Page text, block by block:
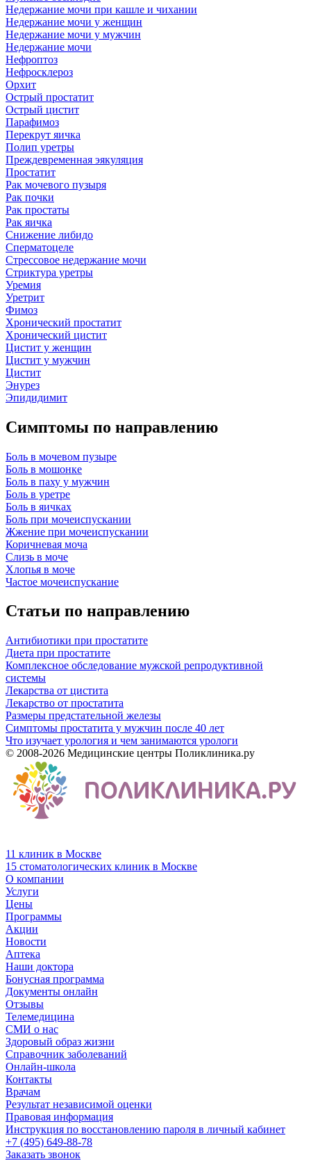
Недержание мочи при кашле и чихании
Недержание мочи у женщин
Недержание мочи у мужчин
Недержание мочи
Нефроптоз
Нефросклероз
Орхит
Острый простатит
Острый цистит
Парафимоз
Перекрут яичка
Полип уретры
Преждевременная эякуляция
Простатит
Рак мочевого пузыря
Рак почки
Рак простаты
Рак яичка
Снижение либидо
Сперматоцеле
Стрессовое недержание мочи
Стриктура уретры
Уремия
Уретрит
Фимоз
Хронический простатит
Хронический цистит
Цистит у женщин
Цистит у мужчин
Цистит
Энурез
Эпидидимит
Симптомы по направлению
Боль в мочевом пузыре
Боль в мошонке
Боль в паху у мужчин
Боль в уретре
Боль в яичках
Боль при мочеиспускании
Жжение при мочеиспускании
Коричневая моча
Слизь в моче
Хлопья в моче
Частое мочеиспускание
Статьи по направлению
Антибиотики при простатите
Диета при простатите
Комплексное обследование мужской репродуктивной
системы
Лекарства от цистита
Лекарство от простатита
Размеры предстательной железы
Симптомы простатита у мужчин после 40 лет
Что изучает урология и чем занимаются урологи
© 2008-2026 Медицинские центры Поликлиника.ру
11 клиник в Москве
15 стоматологических клиник в Москве
О компании
Услуги
Цены
Программы
Акции
Новости
Аптека
Наши доктора
Бонусная программа
Документы онлайн
Отзывы
Телемедицина
СМИ о нас
Здоровый образ жизни
Справочник заболеваний
Онлайн-школа
Контакты
Врачам
Результат независимой оценки
Правовая информация
Инструкция по восстановлению пароля в личный кабинет
+7 (495) 649-88-78
Заказать звонок